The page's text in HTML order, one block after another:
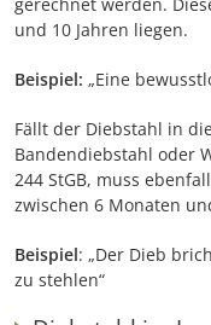
und 10 Jahren liegen.
Beispiel: „Eine
Fällt der Diebstahl in
Bandendiebstahl oder
244 StGB, muss
zwischen 6 Monaten
Beispiel: „Der Dieb
zu stehlen“